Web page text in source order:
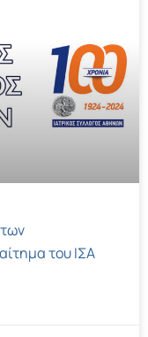
του ΙΣΑ